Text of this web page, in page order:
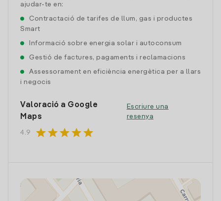
ajudar-te en:
Contractació de tarifes de llum, gas i productes
Smart
Informació sobre energia solar i autoconsum
Gestió de factures, pagaments i reclamacions
Assessorament en eficiència energètica per a llars
i negocis
Valoració a Google
Maps
4.9 starstarstarstarstar
Escriure una
resenya